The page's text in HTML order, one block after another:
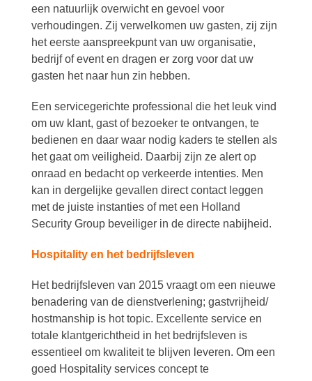
een natuurlijk overwicht en gevoel voor
verhoudingen. Zij verwelkomen uw gasten, zij zijn
het eerste aanspreekpunt van uw organisatie,
bedrijf of event en dragen er zorg voor dat uw
gasten het naar hun zin hebben.
Een servicegerichte professional die het leuk vind
om uw klant, gast of bezoeker te ontvangen, te
bedienen en daar waar nodig kaders te stellen als
het gaat om veiligheid. Daarbij zijn ze alert op
onraad en bedacht op verkeerde intenties. Men
kan in dergelijke gevallen direct contact leggen
met de juiste instanties of met een Holland
Security Group beveiliger in de directe nabijheid.
Hospitality en het bedrijfsleven
Het bedrijfsleven van 2015 vraagt om een nieuwe
benadering van de dienstverlening; gastvrijheid/
hostmanship is hot topic. Excellente service en
totale klantgerichtheid in het bedrijfsleven is
essentieel om kwaliteit te blijven leveren. Om een
goed Hospitality services concept te